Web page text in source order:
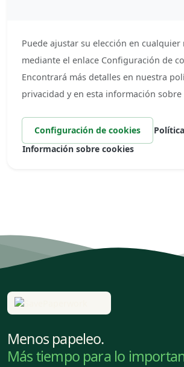
Puede ajustar su elección en cualquier
mediante el enlace Configuración de
Encontrará más detalles en nuestra
privacidad y en esta información sobre
Configuración de cookies
Información sobre cookies
Menos papeleo.
Más tiempo para lo